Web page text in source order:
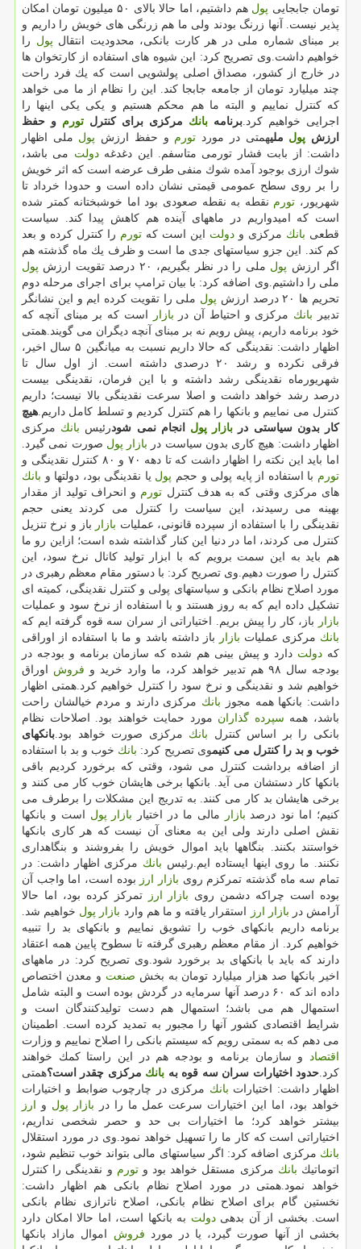
تومان جابجایی پول
هم داشتیم، اما حالا بالای ۵۰ میلیون تومان امكان
پذیر نیست. آنها زرنگ بودند ولی ما هم زرنگی های خویش را داریم و
بر مبنای شماره ملی در هر كارت بانكی، محدودیت انتقال پول را
خواهیم داشت.وی تصریح كرد: این شیوه های استفاده از كارتخوان ها
در خارج از كشور، مصداق اصلی پولشویی است كه یك فرد راحت
چند میلیارد تومان از جامعه جابجا كند. این را نظام از ما می خواهد
كه كنترل نماییم و البته ما هم محكم هستیم و یكی یكی اینها را
اجرایی خواهیم كرد. برنامه بانك مركزی برای كنترل تورم و حفظ
ارزش پول ملیهمتی در مورد تورم و حفظ ارزش پول ملی اظهار
داشت: از بابت فشار تورمی متاسفم. این دغدغهدولت می باشد،
شوك ارزی بوجود آمده شوك منفی طرف عرضه است كه اثر خویش
را بر روی سطح عمومی قیمتی نشان داده است و حدودا خرداد تا
شهریور، تورم نقطه به نقطه صعودی بود اما خوشبختانه كمتر شده
است كه امیدواریم در ماههای آینده هم كاهش پیدا كند. سیاست
قطعی بانك مركزی و دولت این است كه تورم را كنترل كرده و بعد
كم كند. این جزو سیاستهای جدی ما است و ظرف یك ماه گذشته هم
اگر ارزش پول ملی را در نظر بگیریم، ۲۰ درصد تقویت ارزش
پول
ملی را داشتیم.وی اضافه كرد: با بیان ترامپ برای اجرای مرحله دوم
تحریم ها ۲۰ درصد ارزش
پول ملی را تقویت كرده ایم و این نشانگر
تدبیر بانك مركزی و احتیاط آن در بازار
است كه بر مبنای آنچه كه
خود برنامه داریم، پیش رویم نه بر مبنای آنچه دیگران می گویند.همتی
اظهار داشت: نقدینگی كه حالا داریم نسبت به میانگین ۵ سال اخیر،
فرقی نكرده و رشد ۲۰ درصدی داشته است. از اول سال تا
شهریورماه نقدینگی رشد داشته و با این فرمان، نقدینگی بیست
درصد رشد خواهد داشت و اصلا سرعت نقدینگی بالا نیست؛ داریم
كنترل می نماییم و بانكها را هم كنترل كردیم و تسلط كامل داریم. هیچ
كار بدون سیاستی در بازار پول انجام نمی شودرئیس بانك مركزی
اظهار داشت: هیچ كاری بدون سیاست در بازار پول صورت نمی گیرد.
اما باید این نكته را اظهار داشت كه تا دهه ۷۰ و ۸۰ كنترل نقدینگی و
تورم با استفاده از پایه پولی و حجم پول یا نقدینگی بود، دولتها و بانك
های مركزی وقتی كه به هدف كنترل تورم و انحراف تولید از مقدار
بهینه می رسیدند، این سیاست را كنترل می كردند یعنی حجم
نقدینگی را با استفاده از سپرده قانونی، عملیات بازار باز و نرخ تنزیل
كنترل می كردند، اما در دنیا این كنار گذاشته شده است؛ ازاین رو ما
هم باید به این سمت برویم كه با ابزار تولید كانال نرخ سود، این
كنترل را صورت دهیم.وی تصریح كرد: با دستور مقام معظم رهبری در
مورد اصلاح نظام بانكی و سیاستهای پولی و كنترل نقدینگی، كمیته ای
تشكیل داده ایم كه به روز هستند و با استفاده از نرخ سود و عملیات
بازار
باز، كار را پیش بریم. اختیاراتی از سران سه قوه گرفته ایم كه
بانك مركزی عملیات بازار
باز داشته باشد و ما با استفاده از اوراقی
كه دولت دارد و پیش بینی هم شده كه سازمان برنامه و بودجه در
بودجه سال ۹۸ هم تدبیر خواهد كرد، ما وارد خرید و
فروش اوراق
خواهیم شد و نقدینگی و نرخ سود را كنترل خواهیم كرد.همتی اظهار
داشت: بانكها همه مجوز بانك مركزی دارند و مردم خیالشان راحت
باشد، همه سپرده گذاران مورد حمایت خواهند بود. اصلاحات نظام
بانكی را بر اساس كنترل بانك مركزی صورت خواهد بود. بانكهای
خوب و بد را كنترل می كنیموی تصریح كرد: بانك خوب و بد با استفاده
از اضافه برداشت كنترل می شود، وقتی كه برخورد كردیم باقی
بانكها كار دستشان می آید. بانكها برخی هایشان خوب كار می كنند و
برخی هایشان بد كار می كنند. به تدریج این مشكلات را برطرف می
كنیم؛ اما نود درصد بازار مالی ما در اختیار بازار پول است و بانكها
نقش اصلی دارند ولی این به معنای آن نیست كه هر كاری بانكها
خواستند بكنند. بنگاهها باید اموال خویش را بفروشند و بنگاهداری
نكنند. ما روی اینها ایستاده ایم.رئیس بانك مركزی اظهار داشت: در
تمام سه ماه گذشته تمركزم روی بازار ارز بوده است، اما واجب آن
بوده است چراكه دشمن روی بازار ارز
تمركز كرده بود، اما حالا
آرامش در بازار ارز استقرار یافته و ما هم وارد بازار پول خواهیم شد.
برنامه داریم بانكهای خوب را تشویق نماییم و بانكهای بد را تنبیه
خواهیم كرد. از مقام معظم رهبری گرفته تا سطوح پایین همه اعتقاد
دارند كه باید با بانكهای بد برخورد شود.وی تصریح كرد: در ماههای
اخیر بانكها صد هزار میلیارد تومان به بخش صنعت و معدن اختصاص
داده اند كه ۶۰ درصد آنها سرمایه در گردش بوده است و البته شامل
استمهال هم می باشد؛ استمهال هم دست تولیدكنندگان است و
شرایط اقتصادی كشور آنها را مجبور به تمدید كرده است. اطمینان
می دهم كه به سمتی رویم كه سیستم بانكی را اصلاح نماییم و وزارت
اقتصاد
و سازمان برنامه و بودجه هم در این راستا كمك خواهند
كرد. حدود اختیارات سران سه قوه به بانك مركزی چقدر است؟همتی
اظهار داشت: اختیارات بانك مركزی در چارچوب ضوابط و اختیارات
خواهد بود، اما این اختیارات سرعت عمل ما را در بازار پول و ارز
بیشتر خواهد كرد؛ ما اختیارات بی حد و حصر شخصی نداریم،
اختیاراتی است كه كار ما را تسهیل خواهد نمود.وی در مورد استقلال
بانك مركزی اضافه كرد: اگر سیاستهای مالی بتواند خوب تنظیم شود،
اتوماتیك بانك مركزی مستقل خواهد بود وتورم و نقدینگی را كنترل
خواهد نمود.همتی در مورد اصلاح نظام بانكی هم اظهار داشت:
نخستین گام برای اصلاح نظام بانكی، اصلاح ناترازی نظام بانكی
است. بخشی از آن بدهیدولت به بانكها است، اما حالا امكان دارد
بخشی از آنها صورت گیرد، یا در مورد فروش اموال مازاد بانكها